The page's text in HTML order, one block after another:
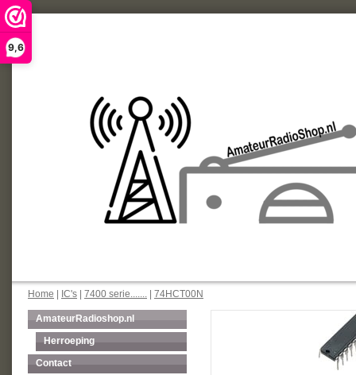
9,6
Home IC's 7400 serie....... 74HCT00N
AmateurRadioshop.nl
Herroeping
Contact